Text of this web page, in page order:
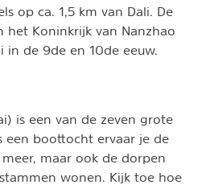
op ca. 1,5 km van Dali. De
het Koninkrijk van Nanzhao
in de 9de en 10de eeuw.
is een van de zeven grote
een boottocht ervaar je de
maar ook de dorpen
wonen. Kijk toe hoe